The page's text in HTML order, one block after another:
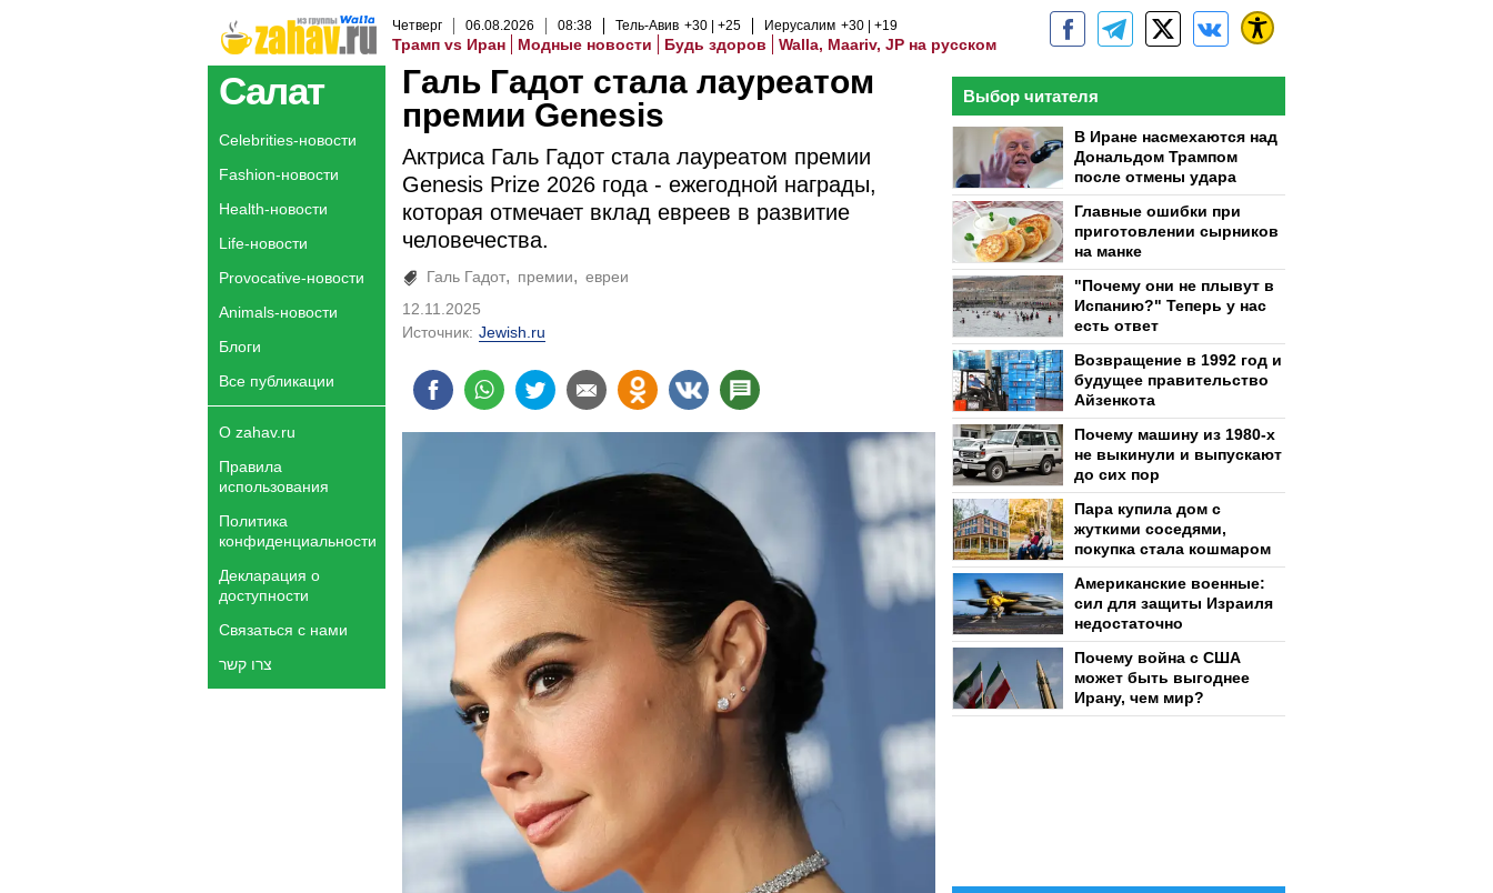
Четверг 06.08.2026 08:38 Тель-Авив +30 +25 Иерусалим +30 +19
Трамп vs Иран Модные новости Будь здоров Walla, Maariv, JP на русском
Салат
Celebrities-новости
Fashion-новости
Health-новости
Life-новости
Provocative-новости
Animals-новости
Блоги
Все публикации
О zahav.ru
Правила
использования
Политика
конфиденциальности
Декларация о
доступности
Связаться с нами
צרו קשר
Галь Гадот стала лауреатом
премии Genesis
Актриса Галь Гадот стала лауреатом премии
Genesis Prize 2026 года - ежегодной награды,
которая отмечает вклад евреев в развитие
человечества.
Галь Гадот премии
евреи
12.11.2025
Источник: Jewish.ru
Выбор читателя
В Иране насмехаются над
Дональдом Трампом
после отмены удара
Главные ошибки при
приготовлении сырников
на манке
"Почему они не плывут в
Испанию?" Теперь у нас
есть ответ
Возвращение в 1992 год и
будущее правительство
Айзенкота
Почему машину из 1980-х
не выкинули и выпускают
до сих пор
Пара купила дом с
жуткими соседями,
покупка стала кошмаром
Американские военные:
сил для защиты Израиля
недостаточно
Почему война с США
может быть выгоднее
Ирану, чем мир?